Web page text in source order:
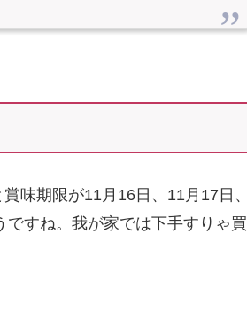
味期限が11月16日、11月17日、
すね。我が家では下手すりゃ買